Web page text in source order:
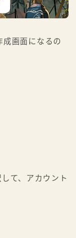
画面になるの
て、アカウント